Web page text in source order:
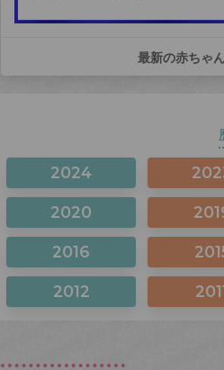
最新の赤ちゃ
2024
2020
2016
2012